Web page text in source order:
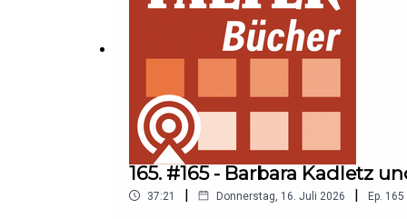
165. #165 - Barbara Kadletz
37:21 | Donnerstag, 16. Juli 2026 | Ep. 165